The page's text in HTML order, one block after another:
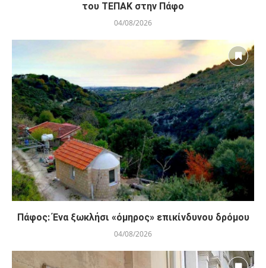
του ΤΕΠΑΚ στην Πάφο
04/08/2026
Πάφος: Ένα ξωκλήσι «όμηρος» επικίνδυνου δρόμου
04/08/2026